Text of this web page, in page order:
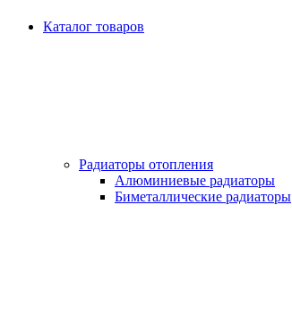
Каталог товаров
Радиаторы отопления
Алюминиевые радиаторы
Биметаллические радиаторы